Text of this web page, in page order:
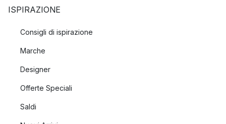
ISPIRAZIONE
Consigli di ispirazione
Marche
Designer
Offerte Speciali
Saldi